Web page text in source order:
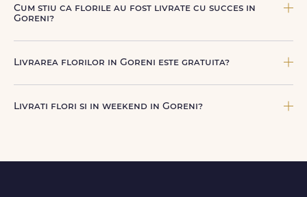
astfel incat poti comanda fara griji.
Cum stiu ca florile au fost livrate cu succes in
Goreni?
prin SMS (daca ai bifat aceasta optiune) si email, care
Astfel, esti mereu la curent cu statusul comenzii tale.
Livrarea florilor in Goreni este gratuita?
Romania. Costul livrarii pentru Goreni este afisat
Livrati flori si in weekend in Goreni?
calitate. Este solutia ideala pentru surprize de weekend